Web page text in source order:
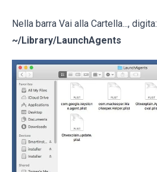
Nella barra Vai alla Cartella..., digita:
~/Library/LaunchAgents